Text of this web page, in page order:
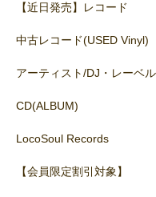
【近日発売】レコード
中古レコード(USED Vinyl)
アーティスト/DJ・レーベル
CD(ALBUM)
LocoSoul Records
【会員限定割引対象】